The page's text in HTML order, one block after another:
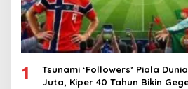
1
Tsunami ‘Followers’ Piala
Juta, Kiper 40 Tahun Bikin